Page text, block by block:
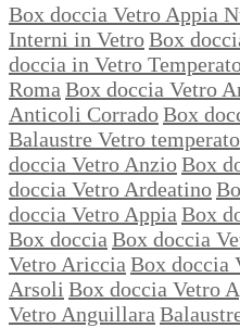
Box doccia Vetro Appia
Interni in VetroBox
doccia in Vetro
Roma Box doccia Vetro
Anticoli CorradoBox
Balaustre Vetro temperato
doccia Vetro AnzioBox
doccia Vetro Ardeatino
doccia Vetro Appia Box
Box doccia Box doccia
Vetro Ariccia Box doccia
Arsoli Box doccia Vetro
Vetro Anguillara